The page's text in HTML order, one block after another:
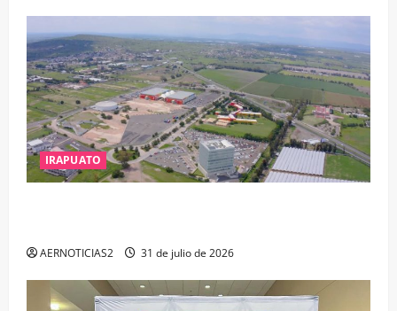
IRAPUATO
AERNOTICIAS2 31 de julio de 2026